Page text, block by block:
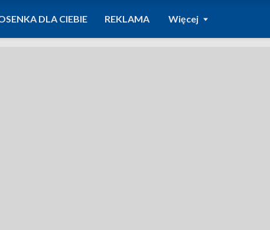
DLA CIEBIE REKLAMA Więcej